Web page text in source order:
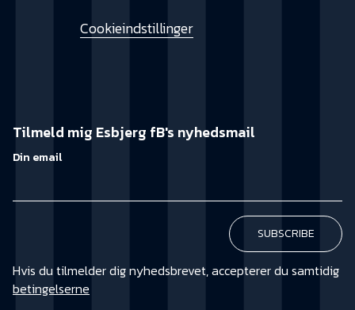
Cookieindstillinger
Tilmeld mig Esbjerg fB's nyhedsmail
Din email
Hvis du tilmelder dig nyhedsbrevet, accepterer du samtidig
betingelserne